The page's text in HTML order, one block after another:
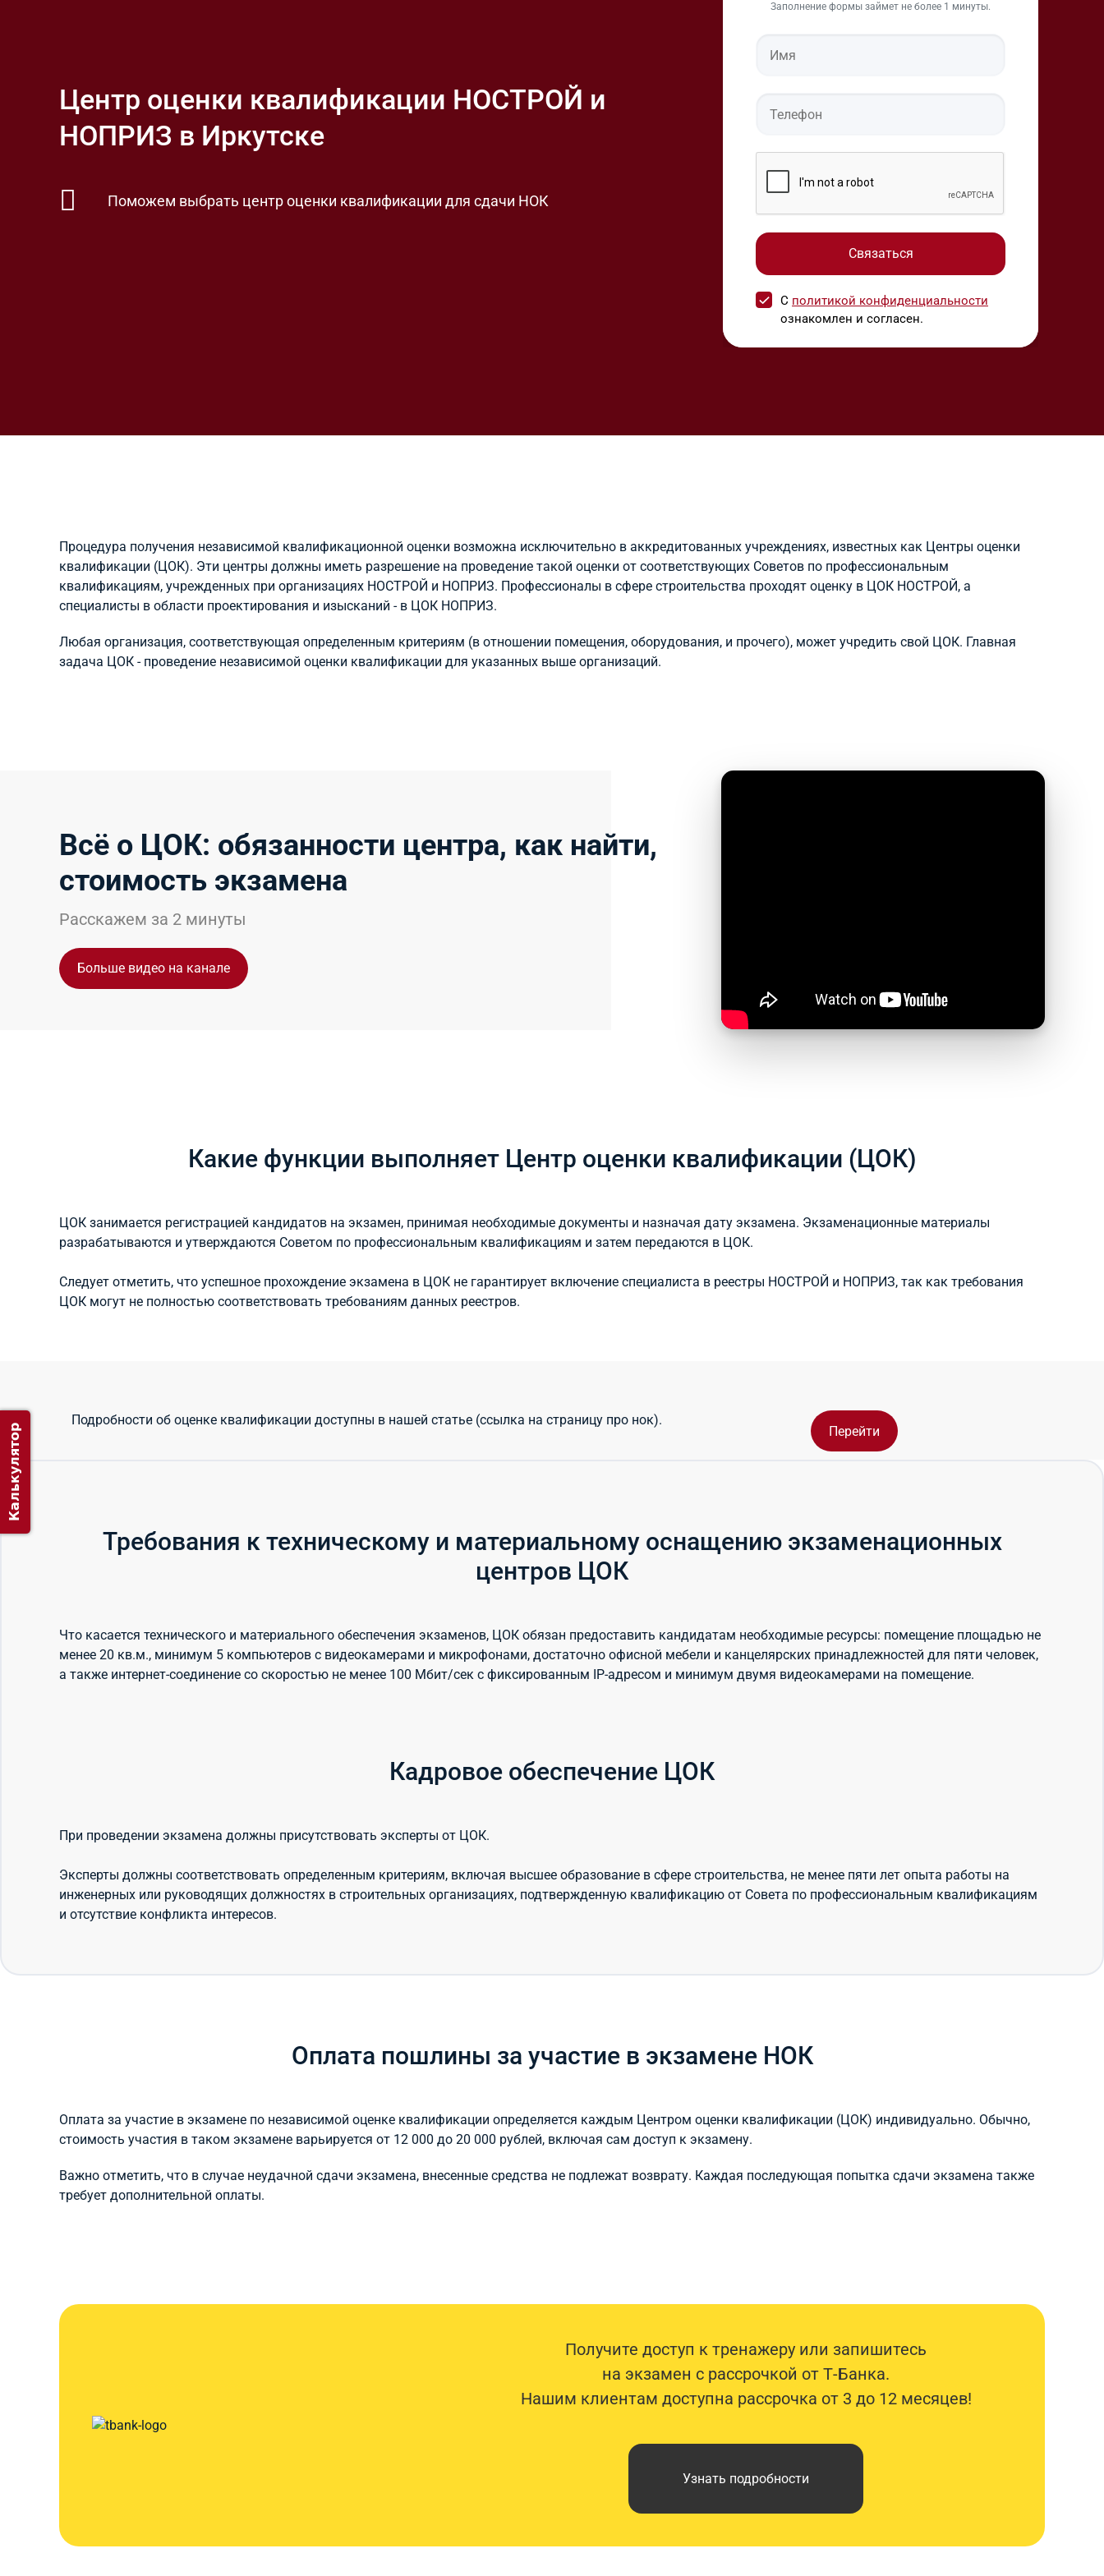
Центр оценки квалификации НОСТРОЙ и
НОПРИЗ в Иркутске
Поможем выбрать центр оценки квалификации для сдачи НОК
Заполнение формы займет не более 1 минуты.
С политикой конфиденциальности
ознакомлен и согласен.
Процедура получения независимой квалификационной оценки возможна исключительно в аккредитованных учреждениях, известных как Центры оценки
квалификации (ЦОК). Эти центры должны иметь разрешение на проведение такой оценки от соответствующих Советов по профессиональным
квалификациям, учрежденных при организациях НОСТРОЙ и НОПРИЗ. Профессионалы в сфере строительства проходят оценку в ЦОК НОСТРОЙ, а
специалисты в области проектирования и изысканий - в ЦОК НОПРИЗ.
Любая организация, соответствующая определенным критериям (в отношении помещения, оборудования, и прочего), может учредить свой ЦОК. Главная
задача ЦОК - проведение независимой оценки квалификации для указанных выше организаций.
Всё о ЦОК: обязанности центра, как найти,
стоимость экзамена
Расскажем за 2 минуты
Больше видео на канале
Какие функции выполняет Центр оценки квалификации (ЦОК)
ЦОК занимается регистрацией кандидатов на экзамен, принимая необходимые документы и назначая дату экзамена. Экзаменационные материалы
разрабатываются и утверждаются Советом по профессиональным квалификациям и затем передаются в ЦОК.
Следует отметить, что успешное прохождение экзамена в ЦОК не гарантирует включение специалиста в реестры НОСТРОЙ и НОПРИЗ, так как требования
ЦОК могут не полностью соответствовать требованиям данных реестров.
Подробности об оценке квалификации доступны в нашей статье (ссылка на страницу про нок).
Перейти
Требования к техническому и материальному оснащению экзаменационных
центров ЦОК
Что касается технического и материального обеспечения экзаменов, ЦОК обязан предоставить кандидатам необходимые ресурсы: помещение площадью не
менее 20 кв.м., минимум 5 компьютеров с видеокамерами и микрофонами, достаточно офисной мебели и канцелярских принадлежностей для пяти человек,
а также интернет-соединение со скоростью не менее 100 Мбит/сек с фиксированным IP-адресом и минимум двумя видеокамерами на помещение.
Кадровое обеспечение ЦОК
При проведении экзамена должны присутствовать эксперты от ЦОК.
Эксперты должны соответствовать определенным критериям, включая высшее образование в сфере строительства, не менее пяти лет опыта работы на
инженерных или руководящих должностях в строительных организациях, подтвержденную квалификацию от Совета по профессиональным квалификациям
и отсутствие конфликта интересов.
Оплата пошлины за участие в экзамене НОК
Оплата за участие в экзамене по независимой оценке квалификации определяется каждым Центром оценки квалификации (ЦОК) индивидуально. Обычно,
стоимость участия в таком экзамене варьируется от 12 000 до 20 000 рублей, включая сам доступ к экзамену.
Важно отметить, что в случае неудачной сдачи экзамена, внесенные средства не подлежат возврату. Каждая последующая попытка сдачи экзамена также
требует дополнительной оплаты.
Получите доступ к тренажеру или запишитесь
на экзамен с рассрочкой от Т-Банка.
Нашим клиентам доступна рассрочка от 3 до 12 месяцев!
Узнать подробности
Калькулятор